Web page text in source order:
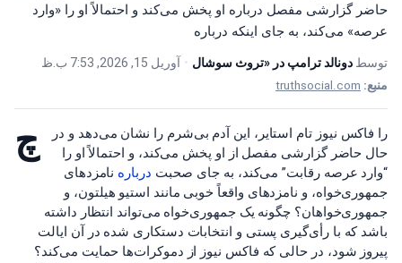
حاضر گزارشی مفصل درباره او پخش می‌کند و احتمالاً او را «وارد
عرصه» می‌کند، به جای اینکه درباره
توسط دونالد ترامپ در «تروث سوشال • آوریل 15, 2026, 7:53 ب.ظ
منبع: truthsocial.com
چ
را فاکس نیوز تام استایر، این آدم بی‌شرم را نشان می‌دهد و در
حال حاضر گزارشی مفصل از او پخش می‌کند، و احتمالاً او را
“وارد عرصه رقابت” می‌کند، به جای صحبت درباره نامزدهای
جمهوری‌خواه، و نامزدهای واقعاً خوبی مانند استیو هیلتون، و
جمهوری‌خواهان؟ چگونه یک جمهوری‌خواه می‌تواند انتظار داشته
باشد که با رأی‌گیری پستی و انتخابات دستکاری شده در آن ایالت
پیروز شود، در حالی که فاکس نیوز از دموکرات‌ها حمایت می‌کند؟